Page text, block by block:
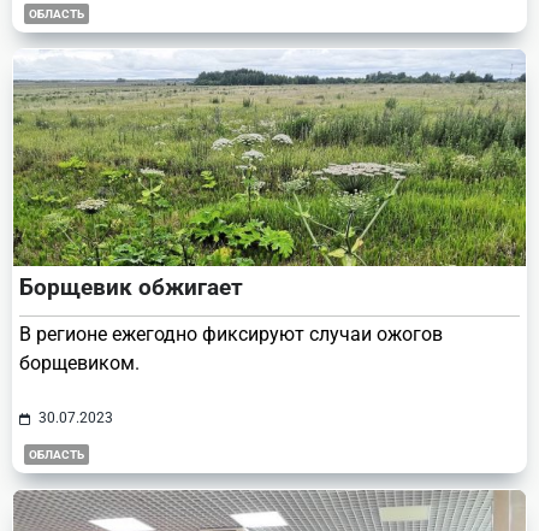
ОБЛАСТЬ
Борщевик обжигает
В регионе ежегодно фиксируют случаи ожогов
борщевиком.
30.07.2023
ОБЛАСТЬ